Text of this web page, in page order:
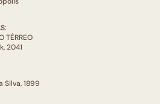
TÉRREO
2041
1899